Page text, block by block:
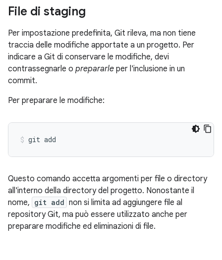
File di staging
Per impostazione predefinita, Git rileva, ma non tiene
traccia delle modifiche apportate a un progetto. Per
indicare a Git di conservare le modifiche, devi
contrassegnarle o prepararle per l'inclusione in un
commit.
Per preparare le modifiche:
Questo comando accetta argomenti per file o directory
all'interno della directory del progetto. Nonostante il
nome, git add non si limita ad aggiungere file al
repository Git, ma può essere utilizzato anche per
preparare modifiche ed eliminazioni di file.